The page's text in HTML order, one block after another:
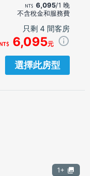
6,095/1 晚
不含稅金和服務費
只剩 4 間客房
6,095元
選擇此房型
1+